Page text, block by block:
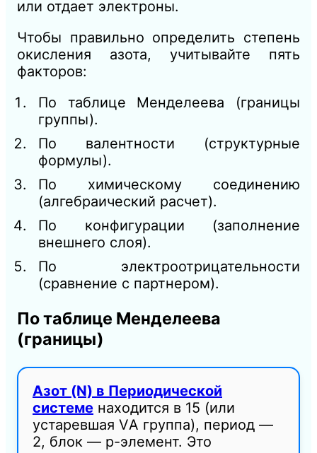
или отдает электроны.
Чтобы правильно определить степень
окисления азота, учитывайте пять
факторов:
По таблице Менделеева (границы
группы).
По валентности (структурные
формулы).
По химическому соединению
(алгебраический расчет).
По конфигурации (заполнение
внешнего слоя).
По электроотрицательности
(сравнение с партнером).
По таблице Менделеева
(границы)
Азот (N) в Периодической
системе находится в 15 (или
устаревшая VА группа), период —
2, блок — p-элемент. Это